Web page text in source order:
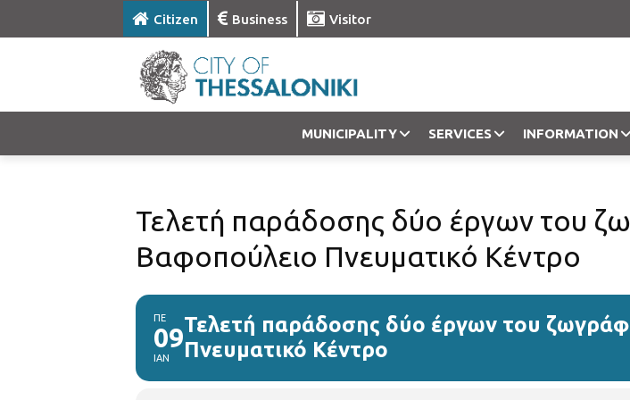
Citizen Business Visitor
MUNICIPALITY SERVICES INFORMATION
Τελετή παράδοσης δύο έργων του
Βαφοπούλειο Πνευματικό Κέντρο
ΠΕ
09
ΙΑΝ
Τελετή παράδοσης δύο έργων του
Πνευματικό Κέντρο